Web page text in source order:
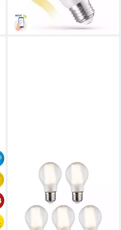
Farbtemperatursteuerung -
warmweiß bis tageslichtweiß,
6,90 €
lieferbar - in 5-6 Werktagen bei dir
PAULMANN
LED-Leuchtmittel 5er Pack
AGL 806lm 2700K matt
230V, E27, 5 St., Warmweiß
Produktdatenblatt
ab 15,30 €
lieferbar - in 2-3 Werktagen bei dir